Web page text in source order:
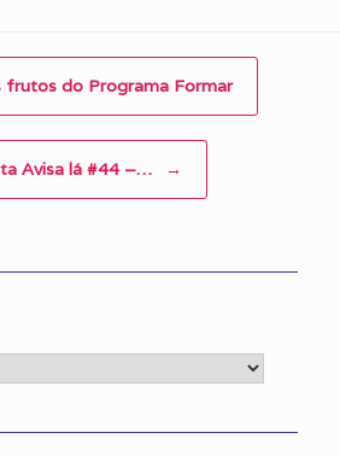
frutos do Programa Formar
Avisa lá #44 –… →